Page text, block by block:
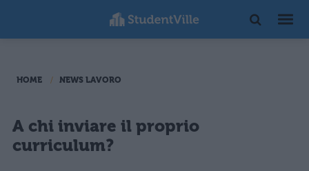
HOME NEWS LAVORO
A chi inviare il proprio
curriculum?